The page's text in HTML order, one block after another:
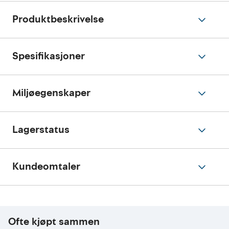
Produktbeskrivelse
Spesifikasjoner
Miljøegenskaper
Lagerstatus
Kundeomtaler
Ofte kjøpt sammen